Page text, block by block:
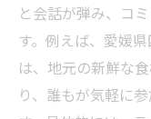
と会話が弾み、コ
す。例えば、愛媛
は、地元の新鮮な
り、誰もが気軽に